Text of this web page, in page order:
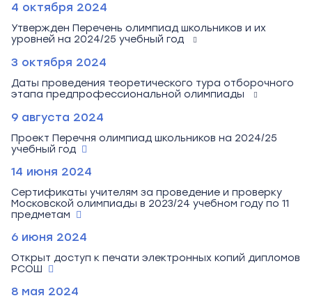
4 октября 2024
Утвержден Перечень олимпиад школьников и их
уровней на 2024/25 учебный год
3 октября 2024
Даты проведения теоретического тура отборочного
этапа предпрофессиональной олимпиады
9 августа 2024
Проект Перечня олимпиад школьников на 2024/25
учебный год
14 июня 2024
Сертификаты учителям за проведение и проверку
Московской олимпиады в 2023/24 учебном году по 11
предметам
6 июня 2024
Открыт доступ к печати электронных копий дипломов
РСОШ
8 мая 2024